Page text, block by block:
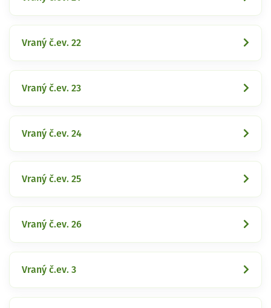
Vraný č.ev. 22
Vraný č.ev. 23
Vraný č.ev. 24
Vraný č.ev. 25
Vraný č.ev. 26
Vraný č.ev. 3